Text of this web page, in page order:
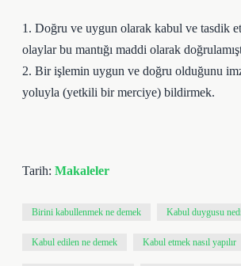
1. Doğru ve uygun olarak kabul ve tasdik
olaylar bu mantığı maddi olarak
2. Bir işlemin uygun ve doğru olduğunu
yoluyla (yetkili bir merciye) bildirmek.
Tarih: Makaleler
Birini kabullenmek ne demek Kabul duygusu
Kabul edilen ne demek Kabul etmek nasıl yapılır